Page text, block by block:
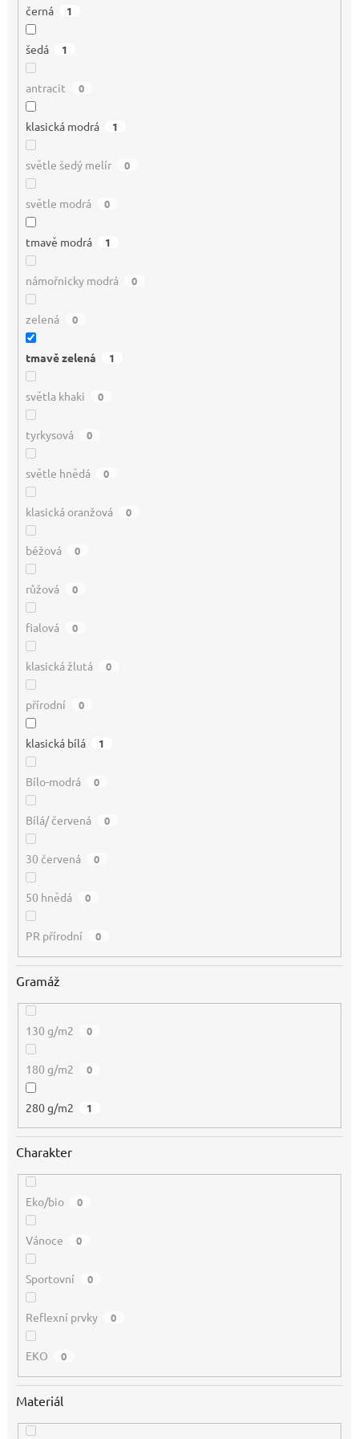
černá 1
šedá 1
antracit 0
klasická modrá 1
světle šedý melír 0
světle modrá 0
tmavě modrá 1
námořnicky modrá 0
zelená 0
tmavě zelená 1
světla khaki 0
tyrkysová 0
světle hnědá 0
klasická oranžová 0
béžová 0
růžová 0
fialová 0
klasická žlutá 0
přírodní 0
klasická bílá 1
Bílo-modrá 0
Bílá/ červená 0
30 červená 0
50 hnědá 0
PR přírodní 0
Gramáž
130 g/m2 0
180 g/m2 0
280 g/m2 1
Charakter
Eko/bio 0
Vánoce 0
Sportovní 0
Reflexní prvky 0
EKO 0
Materiál